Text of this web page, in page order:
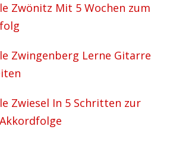
Zwönitz Mit 5 Wochen zum
Zwingenberg Lerne Gitarre
Zwiesel In 5 Schritten zur